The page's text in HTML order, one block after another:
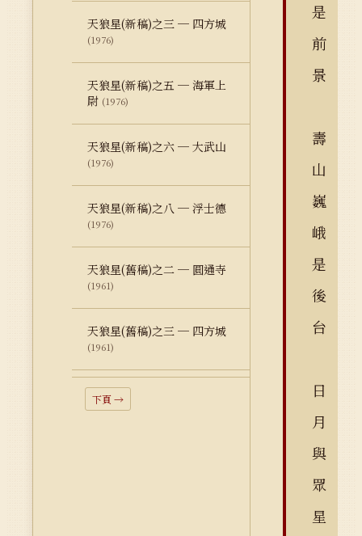
天狼星(新稿)之三 ─ 四方城
(1976)
天狼星(新稿)之五 ─ 海軍上
尉 (1976)
天狼星(新稿)之六 ─ 大武山
(1976)
天狼星(新稿)之八 ─ 浮士德
(1976)
天狼星(舊稿)之二 ─ 圓通寺
(1961)
天狼星(舊稿)之三 ─ 四方城
(1961)
下頁 →
是
前
景
壽
山
巍
峨
是
後
台
日
月
與
眾
星